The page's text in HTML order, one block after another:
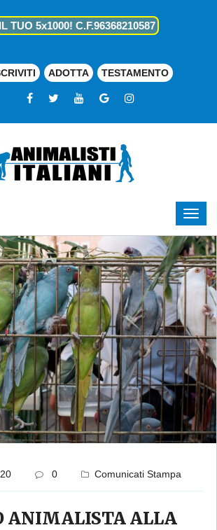
TUO 5x1000! C.F.96368210587
ADOTTA TESTAMENTO
0 Comunicati Stampa
ANIMALISTA ALLA